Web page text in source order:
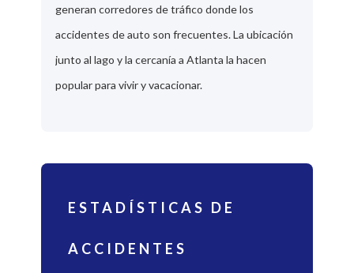
generan corredores de tráfico donde los
accidentes de auto son frecuentes. La ubicación
junto al lago y la cercanía a Atlanta la hacen
popular para vivir y vacacionar.
ESTADÍSTICAS DE
ACCIDENTES